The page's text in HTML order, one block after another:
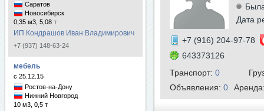
Саратов
Новосибирск
0,35 м3, 5,08 т
ИП Кондрашов Иван Владимирович
+7 (937) 148-63-24
мебель
с 25.12.15
Ростов-на-Дону
Нижний Новгород
10 м3, 0,5 т
Дата
+7 (916) 204-97-78
643373126
Транспорт: 0
Объявления: 0